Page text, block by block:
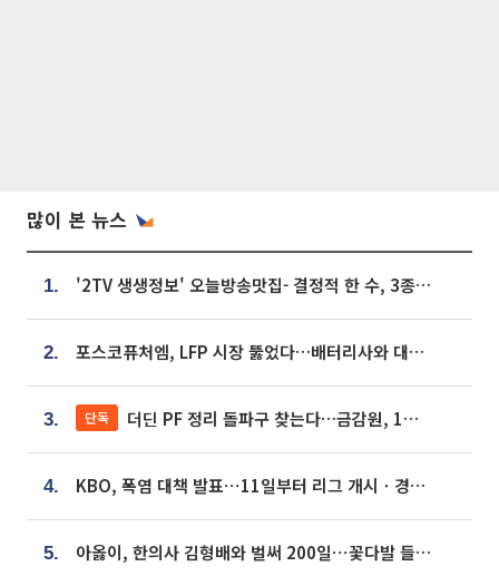
많이 본 뉴스
1. '2TV 생생정보' 오늘방송맛집- 결정적 한 수, 3종 메밀면! 메밀 소바 맛집 '의○○○○'
2. 포스코퓨처엠, LFP 시장 뚫었다…배터리사와 대규모 장기 공급 합의
3. 단독 더딘 PF 정리 돌파구 찾는다…금감원, 1년 반 만에 매각설명회 재개
4. KBO, 폭염 대책 발표⋯11일부터 리그 개시ㆍ경기 오후 7시 시작
5. 아옳이, 한의사 김형배와 벌써 200일⋯꽃다발 들고 "프러포즈 아냐"